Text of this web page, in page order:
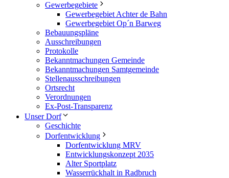
Gewerbegebiete
Gewerbegebiet Achter de Bahn
Gewerbegebiet Op´n Barweg
Bebauungspläne
Ausschreibungen
Protokolle
Bekanntmachungen Gemeinde
Bekanntmachungen Samtgemeinde
Stellenausschreibungen
Ortsrecht
Verordnungen
Ex-Post-Transparenz
Unser Dorf
Geschichte
Dorfentwicklung
Dorfentwicklung MRV
Entwicklungskonzept 2035
Alter Sportplatz
Wasserrückhalt in Radbruch